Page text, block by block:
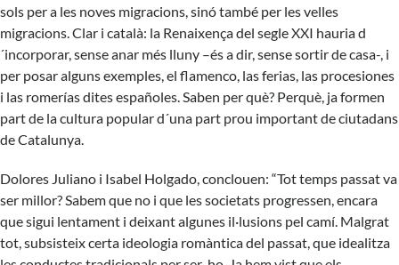
sols per a les noves migracions, sinó també per les velles
migracions. Clar i català: la Renaixença del segle XXI hauria d
´incorporar, sense anar més lluny –és a dir, sense sortir de casa-, i
per posar alguns exemples, el flamenco, las ferias, las procesiones
i las romerías dites españoles. Saben per què? Perquè, ja formen
part de la cultura popular d´una part prou important de ciutadans
de Catalunya.
Dolores Juliano i Isabel Holgado, conclouen: “Tot temps passat va
ser millor? Sabem que no i que les societats progressen, encara
que sigui lentament i deixant algunes il·lusions pel camí. Malgrat
tot, subsisteix certa ideologia romàntica del passat, que idealitza